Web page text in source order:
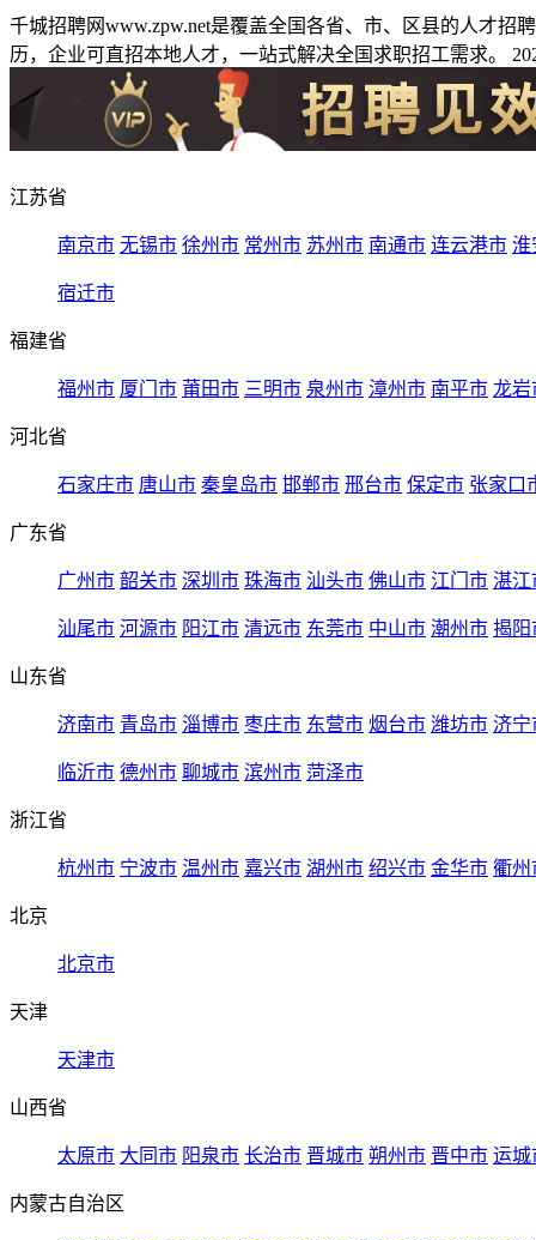
千城招聘网www.zpw.net是覆盖全国各省、市、区县的人才
历，企业可直招本地人才，一站式解决全国求职招工需求。
江苏省
南京市 无锡市 徐州市 常州市 苏州市 南通市 连云港市 淮
宿迁市
福建省
福州市 厦门市 莆田市 三明市 泉州市 漳州市 南平市 龙岩
河北省
石家庄市 唐山市 秦皇岛市 邯郸市 邢台市 保定市 张家口
广东省
广州市 韶关市 深圳市 珠海市 汕头市 佛山市 江门市 湛江
汕尾市 河源市 阳江市 清远市 东莞市 中山市 潮州市 揭阳
山东省
济南市 青岛市 淄博市 枣庄市 东营市 烟台市 潍坊市 济宁
临沂市 德州市 聊城市 滨州市 菏泽市
浙江省
杭州市 宁波市 温州市 嘉兴市 湖州市 绍兴市 金华市 衢州
北京
北京市
天津
天津市
山西省
太原市 大同市 阳泉市 长治市 晋城市 朔州市 晋中市 运城
内蒙古自治区